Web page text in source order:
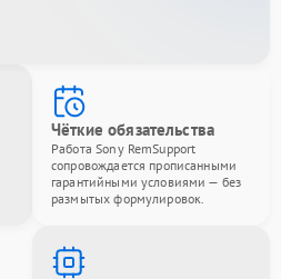
Чёткие обязательства
Работа Sony RemSupport
сопровождается прописанными
гарантийными условиями — без
размытых формулировок.